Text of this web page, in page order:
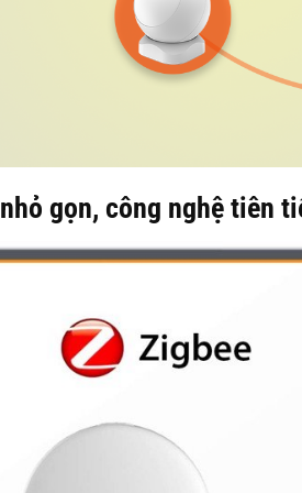
gọn, công nghệ tiên